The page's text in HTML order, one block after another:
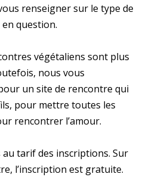
renseigner sur le type de
question.
végétaliens sont plus
nous vous
un site de rencontre qui
pour mettre toutes les
rencontrer l’amour.
tarif des inscriptions. Sur
l’inscription est gratuite.